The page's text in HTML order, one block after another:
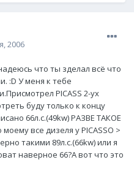
2006
что ты зделал всё что
:D У меня к тебе
PICASS 2-ух
буду только к концу
66л.с.(49kw) РАЗВЕ ТАКОЕ
все дизеля у PICASSO >
такими 89л.с.(66kw) или я
наверное 66?А вот что это